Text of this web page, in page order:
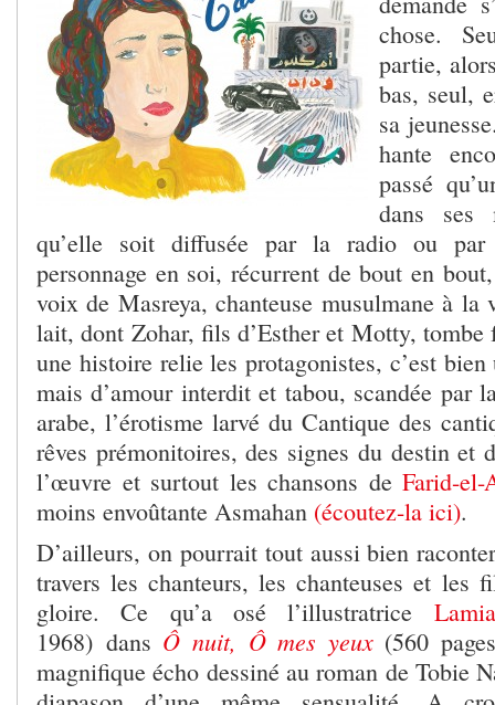
chose.
partie,
bas, seul,
sa
hante
passé
dans ses
qu’elle soit diffusée par la radio ou
personnage en soi, récurrent de bout en
voix de Masreya, chanteuse musulmane à la
lait, dont Zohar, fils d’Esther et Motty, tombe
une histoire relie les protagonistes, c’est
mais d’amour interdit et tabou, scandée par
arabe, l’érotisme larvé du Cantique des
rêves prémonitoires, des signes du destin et
l’œuvre et surtout les chansons de Farid-el-
moins envoûtante Asmahan (écoutez-la ici).
D’ailleurs, on pourrait tout aussi bien
travers les chanteurs, les chanteuses et les
gloire. Ce qu’a osé l’illustratrice
1968) dans Ô nuit, Ô mes yeux (560
magnifique écho dessiné au roman de Tobie